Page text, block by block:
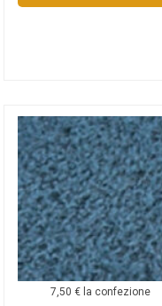
7,50 € la confezione